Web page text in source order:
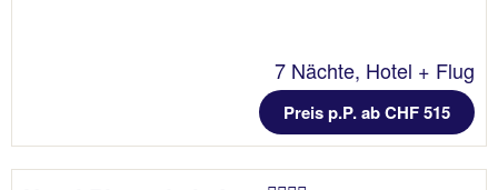
7 Nächte, Hotel + Flug
Preis p.P. ab CHF 515